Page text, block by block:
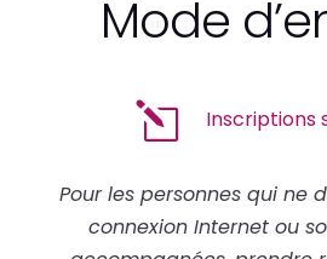
Mode
l Inscriptions
Pour les personnes qui ne
connexion Internet ou